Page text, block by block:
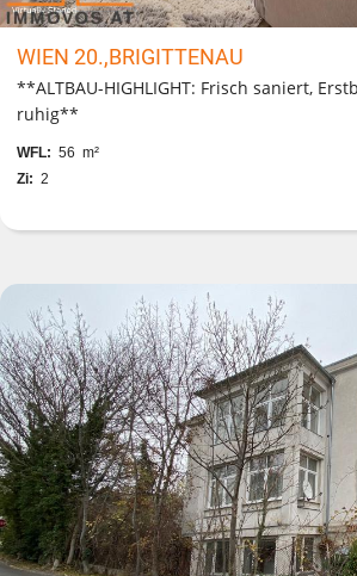
WIEN 20.,BRIGITTENAU
**ALTBAU-HIGHLIGHT: Frisch saniert,
ruhig**
WFL: 56 m²
Zi: 2